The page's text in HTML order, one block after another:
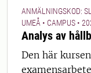
utifrån ett
på
ANMÄLNINGSKOD:
UMEÅ • CAMPUS •
Analys av
Den här